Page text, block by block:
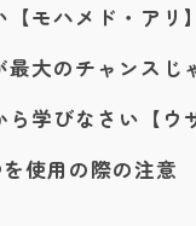
モハメド・アリ】
大のチャンスじ
学びなさい【ウ
使用の際の注意